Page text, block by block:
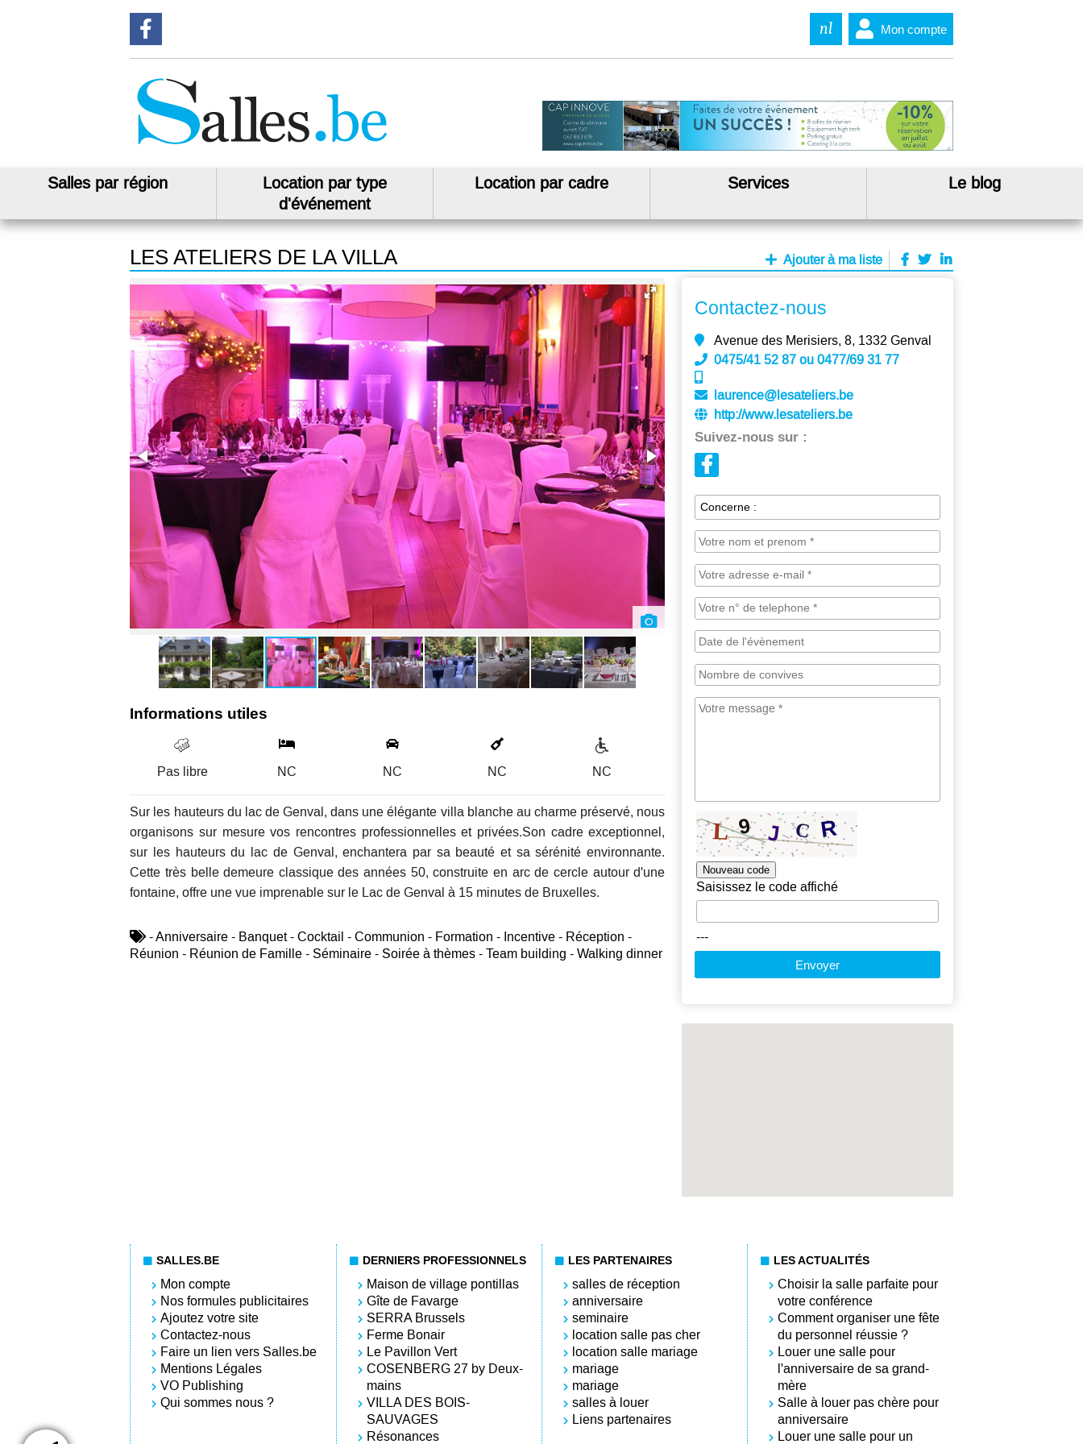
nl Mon compte
Salles par région
Location par type
d'événement
Location par cadre Services Le blog
LES ATELIERS DE LA VILLA Ajouter à ma liste
Informations utiles
Pas libre NC NC NC NC
Sur les hauteurs du lac de Genval, dans une élégante villa blanche au charme préservé, nous
organisons sur mesure vos rencontres professionnelles et privées.Son cadre exceptionnel,
sur les hauteurs du lac de Genval, enchantera par sa beauté et sa sérénité environnante.
Cette très belle demeure classique des années 50, construite en arc de cercle autour d'une
fontaine, offre une vue imprenable sur le Lac de Genval à 15 minutes de Bruxelles.
- Anniversaire - Banquet - Cocktail - Communion - Formation - Incentive - Réception -
Réunion - Réunion de Famille - Séminaire - Soirée à thèmes - Team building - Walking dinner
Contactez-nous
Avenue des Merisiers, 8, 1332 Genval
0475/41 52 87 ou 0477/69 31 77
laurence@lesateliers.be
http://www.lesateliers.be
Suivez-nous sur :
Nouveau code
Saisissez le code affiché
---
Envoyer
SALLES.BE
Mon compte
Nos formules publicitaires
Ajoutez votre site
Contactez-nous
Faire un lien vers Salles.be
Mentions Légales
VO Publishing
Qui sommes nous ?
DERNIERS PROFESSIONNELS
Maison de village pontillas
Gîte de Favarge
SERRA Brussels
Ferme Bonair
Le Pavillon Vert
COSENBERG 27 by Deux-
mains
VILLA DES BOIS-
SAUVAGES
Résonances
LES PARTENAIRES
salles de réception
anniversaire
seminaire
location salle pas cher
location salle mariage
mariage
mariage
salles à louer
Liens partenaires
LES ACTUALITÉS
Choisir la salle parfaite pour
votre conférence
Comment organiser une fête
du personnel réussie ?
Louer une salle pour
l'anniversaire de sa grand-
mère
Salle à louer pas chère pour
anniversaire
Louer une salle pour un